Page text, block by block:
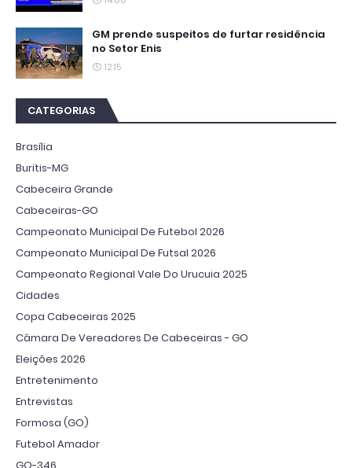
GM prende suspeitos de furtar residência
no Setor Enis
12:15
CATEGORIAS
Brasília
Buritis-MG
Cabeceira Grande
Cabeceiras-GO
Campeonato Municipal De Futebol 2026
Campeonato Municipal De Futsal 2026
Campeonato Regional Vale Do Urucuia 2025
Cidades
Copa Cabeceiras 2025
Câmara De Vereadores De Cabeceiras - GO
Eleições 2026
Entretenimento
Entrevistas
Formosa (GO)
Futebol Amador